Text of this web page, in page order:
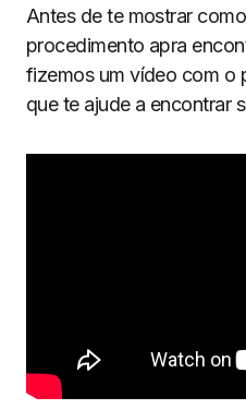
Antes de te mostrar
procedimento apra
fizemos um vídeo com o
que te ajude a encontrar